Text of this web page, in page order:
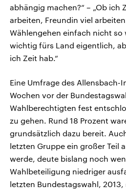
abhängig machen?“ – „Ob ich
arbeiten, Freundin viel
Wählengehen einfach nicht so
wichtig fürs Land eigentlich,
ich Zeit hab.“
Eine Umfrage des Allensbach-
Wochen vor der
Wahlberechtigten fest
zu gehen. Rund 18 Prozent
grundsätzlich dazu bereit.
letzten Gruppe ein großer Teil
werde, deute bislang noch
Wahlbeteiligung niedriger
letzten Bundestagswahl, 2013,